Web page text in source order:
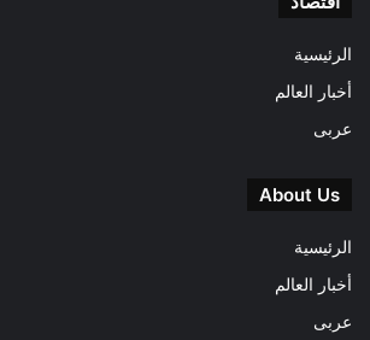
الرئيسية
أخبار العالم
عربى
About Us
الرئيسية
أخبار العالم
عربى